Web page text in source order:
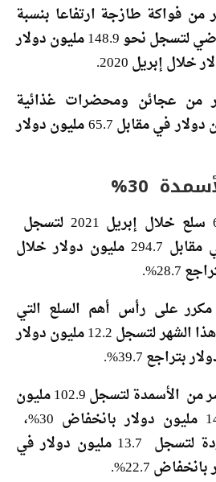
فواكة طازجة ارتفاعا بنسبة
60.2% خلال إبريل الماضي لتسجل نحو 148.9 مليون دولار
من عجائن ومحضرات غذائية
متنوعة نحو 73.6 مليون دولار في مقابل 65.7 مليون دولار
30%
وانخفضت صادرات 6 سلع خلال إبريل 2021 لتسجل
210.2 مليون دولار في مقابل 294.7 مليون دولار خلال
على رأس أهم السلع التي
شهدت انخفاضا خلال هذا الشهر لتسجل 12.2 مليون دولار
وتراجعت صادرات مصر من الأسمدة لتسجل 102.9 مليون
دولار في مقابل 146.7 مليون دولار بانخفاض 30%،
وخضر مجمدة أو مبردة لتسجل 13.7 مليون دولار في